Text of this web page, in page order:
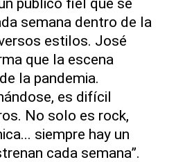
semana dentro de la
estilos. José
que la escena
la pandemia.
es difícil
No solo es rock,
siempre hay un
cada semana”.